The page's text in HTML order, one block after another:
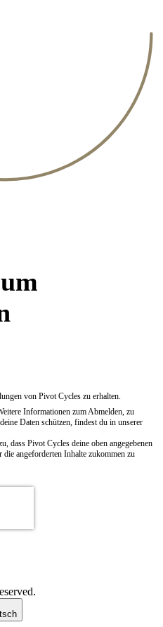
von Pivot Cycles zu erhalten.
Informationen zum Abmelden, zu
Daten schützen, findest du in unserer
dass Pivot Cycles deine oben angegebenen
angeforderten Inhalte zukommen zu